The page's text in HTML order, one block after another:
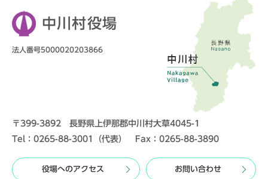
中川村役場
法人番号5000020203866
〒399-3892 長野県上伊那郡中川村大草4045-1
Tel：0265-88-3001（代表） Fax：0265-88-3890
役場へのアクセス お問い合わせ